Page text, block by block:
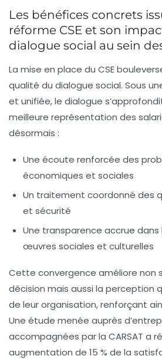
Les bénéfices concrets
réforme CSE et son
dialogue social au sein
La mise en place du CSE
qualité du dialogue social. Sous
et unifiée, le dialogue
meilleure représentation des
désormais :
Une écoute renforcée des
économiques et sociales
Un traitement coordonné des
et sécurité
Une transparence accrue
œuvres sociales et culturelles
Cette convergence améliore non
décision mais aussi la perception
de leur organisation, renforçant
Une étude menée auprès
accompagnées par la CARSAT a
augmentation de 15 % de la